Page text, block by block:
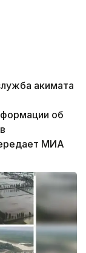
акимата
об
МИА